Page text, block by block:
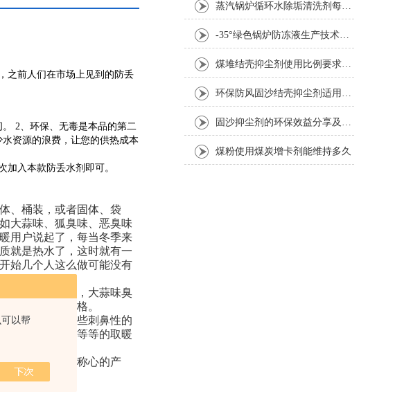
以帮
之前人们在市场上见到的防丢
2、环保、无毒是本品的第二
资源的浪费，让您的供热成本
加入本款防丢水剂即可。
、桶装，或者固体、袋
大蒜味、狐臭味、恶臭味
用户说起了，每当冬季来
就是热水了，这时就有一
始几个人这么做可能没有
、锅炉臭味剂，大蒜味臭
咨询臭味剂价格。
其味道会有一些刺鼻性的
厂、热力公司等等的取暖
，让客户买到称心的产
蒸汽锅炉循环水除垢清洗剂每吨水用量
-35°绿色锅炉防冻液生产技术要求
煤堆结壳抑尘剂使用比例要求1:100倍
环保防风固沙结壳抑尘剂适用要求
固沙抑尘剂的环保效益分享及其应用考虑因素介绍
煤粉使用煤炭增卡剂能维持多久